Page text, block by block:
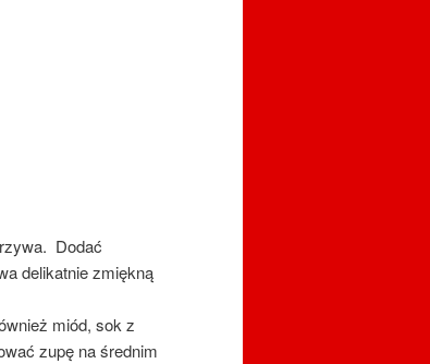
Dodać
delikatnie zmiękną
miód, sok z
zupę na średnim